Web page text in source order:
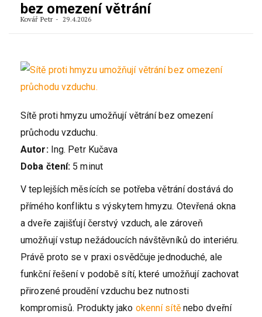
bez omezení větrání
Kovář Petr 29.4.2026
Sítě proti hmyzu umožňují větrání bez omezení
průchodu vzduchu.
Autor:Ing. Petr Kučava
Doba čtení: 5 minut
V teplejších měsících se potřeba větrání dostává do
přímého konfliktu s výskytem hmyzu. Otevřená okna
a dveře zajišťují čerstvý vzduch, ale zároveň
umožňují vstup nežádoucích návštěvníků do interiéru.
Právě proto se v praxi osvědčuje jednoduché, ale
funkční řešení v podobě sítí, které umožňují zachovat
přirozené proudění vzduchu bez nutnosti
kompromisů. Produkty jako okenní sítěnebo dveřní